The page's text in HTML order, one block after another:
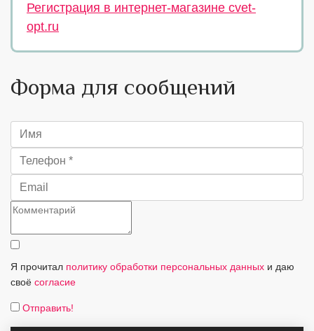
Регистрация в интернет-магазине cvet-
opt.ru
Форма для сообщений
Я прочитал политику обработки персональных данных и даю
своё согласие
Отправить!